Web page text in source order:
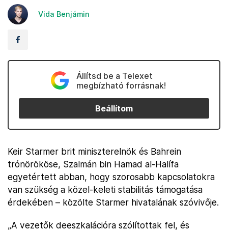
Vida Benjámin
Állítsd be a Telexet
megbízható forrásnak!
Beállítom
Keir Starmer brit miniszterelnök és Bahrein
trónörököse, Szalmán bin Hamad al-Halífa
egyetértett abban, hogy szorosabb kapcsolatokra
van szükség a közel-keleti stabilitás támogatása
érdekében – közölte Starmer hivatalának szóvivője.
„A vezetők deeszkalációra szólítottak fel, és